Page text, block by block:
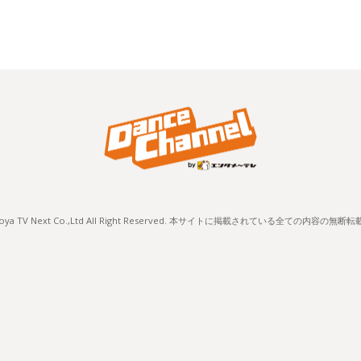
TV Next Co.,Ltd All Right Reserved. 本サイトに掲載されている全ての内容の無断転